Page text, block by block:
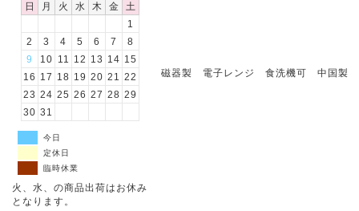
日
月 火 水 木 金
土
1
2
3 4 5 6 7
8
9
10 11 12 13 14 15
16
17 18 19 20 21
22
23 24 25 26 27 28 29
30 31
今日
定休日
臨時休業
火、水、の商品出荷はお休み
となります。
磁器製 電子レンジ 食洗機可 中国製